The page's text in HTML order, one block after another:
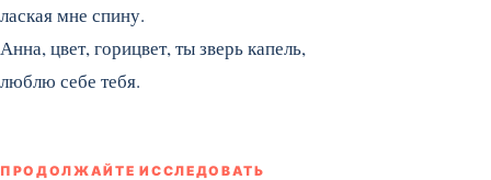
лаская мне спину.
Анна, цвет, горицвет, ты зверь капель,
люблю себе тебя.
ПРОДОЛЖАЙТЕ ИССЛЕДОВАТЬ